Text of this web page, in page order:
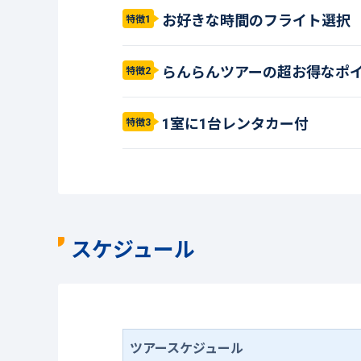
特徴1 お好きな時間のフライト選択
特徴2 らんらんツアーの超お得なポ
特徴3 1室に1台レンタカー付
スケジュール
ツアースケジュール